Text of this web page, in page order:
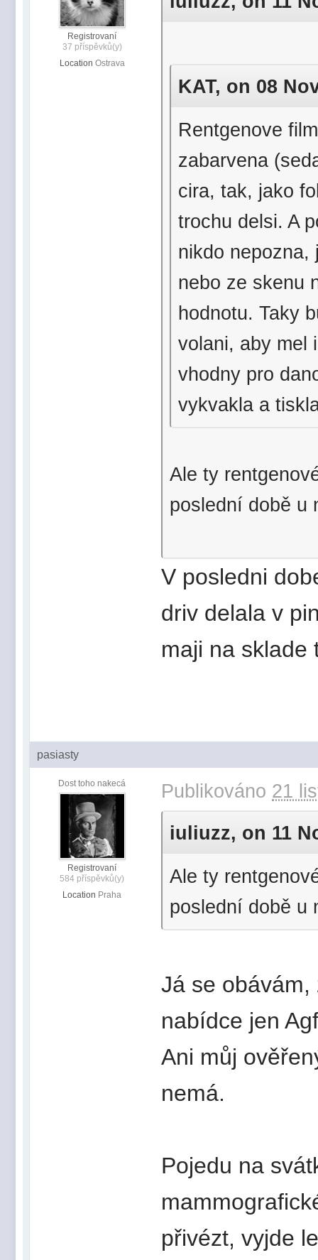
Registrovaní
37 příspěvků(y)
Location Ostrava
KAT, on 08
Rentgenove
zabarvena
cira, tak, jako
trochu delsi. A
nikdo nepozna,
nebo ze skenu
hodnotu. Taky
volani, aby mel
vhodny pro
vykvakla a
Ale ty
poslední době u
V posledni
driv delala v
maji na sklade
pasiasty
Dost toho nakecá
Registrovaní
584 příspěvků(y)
Location Praha
Publikováno 21
iuliuzz, on 11
Ale ty
poslední době u
Já se
nabídce jen
Ani můj
nemá.
Pojedu na
přivézt, vyjde